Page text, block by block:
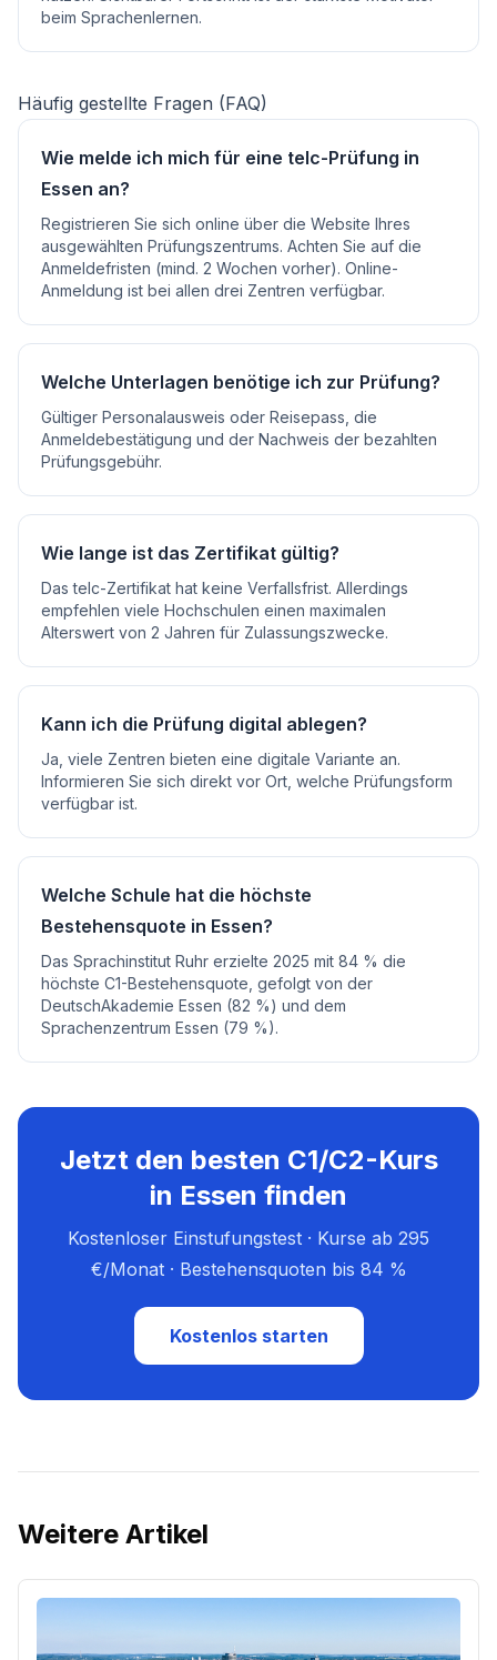
beim Sprachenlernen.
Häufig gestellte Fragen (FAQ)
Wie melde ich mich für eine telc-Prüfung in
Essen an?
Registrieren Sie sich online über die Website Ihres
ausgewählten Prüfungszentrums. Achten Sie auf die
Anmeldefristen (mind. 2 Wochen vorher). Online-
Anmeldung ist bei allen drei Zentren verfügbar.
Welche Unterlagen benötige ich zur Prüfung?
Gültiger Personalausweis oder Reisepass, die
Anmeldebestätigung und der Nachweis der bezahlten
Prüfungsgebühr.
Wie lange ist das Zertifikat gültig?
Das telc-Zertifikat hat keine Verfallsfrist. Allerdings
empfehlen viele Hochschulen einen maximalen
Alterswert von 2 Jahren für Zulassungszwecke.
Kann ich die Prüfung digital ablegen?
Ja, viele Zentren bieten eine digitale Variante an.
Informieren Sie sich direkt vor Ort, welche Prüfungsform
verfügbar ist.
Welche Schule hat die höchste
Bestehensquote in Essen?
Das Sprachinstitut Ruhr erzielte 2025 mit 84 % die
höchste C1-Bestehensquote, gefolgt von der
DeutschAkademie Essen (82 %) und dem
Sprachenzentrum Essen (79 %).
Jetzt den besten C1/C2-Kurs
in Essen finden
Kostenloser Einstufungstest · Kurse ab 295
€/Monat · Bestehensquoten bis 84 %
Kostenlos starten
Weitere Artikel